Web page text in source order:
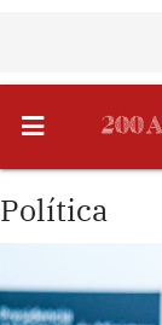
Política